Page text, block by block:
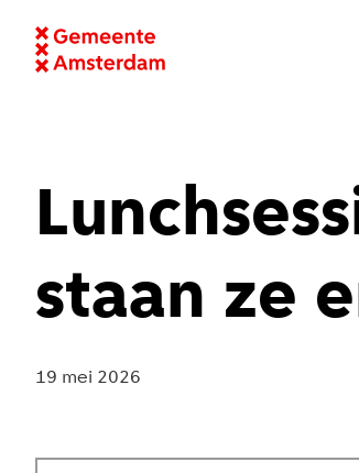
staan ze
19 mei 2026